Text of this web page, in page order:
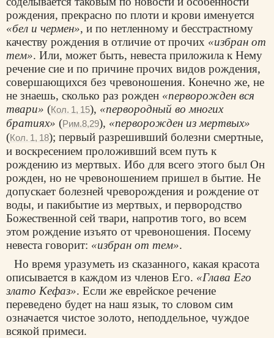
рождения, прекрасно по плоти и крови именуется
«бел и чермен», и по нетленному и бесстрастному
качеству рождения в отличие от прочих «избран от
тем». Или, может быть, невеста приложила к Нему
речение сие и по причине прочих видов рождения,
совершающихся без чревоношения. Конечно же, не
не знаешь, сколько раз рожден «перворожден вся
твари» (Кол. 1, 15), «первородный во многих
братиях» (Рим.8,29), «перворожден из мертвых»
(Кол. 1, 18); первый разрешивший болезни смертные,
и воскресением проложивший всем путь к
рождению из мертвых. Ибо для всего этого был Он
рожден, но не чревоношением пришел в бытие. Не
допускает болезней чреворождения и рождение от
воды, и пакибытие из мертвых, и первородство
Божественной сей твари, напротив того, во всем
этом рождение изъято от чревоношения. Посему
невеста говорит: «избран от тем».
Но время уразуметь из сказанного, какая красота
описывается в каждом из членов Его. «Глава Его
злато Кефаз». Если же еврейское речение
переведено будет на наш язык, то словом сим
означается чистое золото, неподдельное, чуждое
всякой примеси.